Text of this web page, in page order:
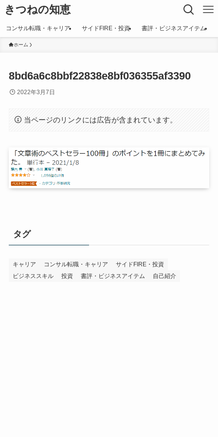
きつねの知恵
コンサル転職・キャリア サイドFIRE・投資 書評・ビジネスアイテム
ホーム
8bd6a6c8bbf22838e8bf036355af3390
2022年3月7日
当ページのリンクには広告が含まれています。
タグ
キャリア コンサル転職・キャリア
サイドFIRE・投資
ビジネススキル
投資 書評・ビジネスアイテム 自己紹介